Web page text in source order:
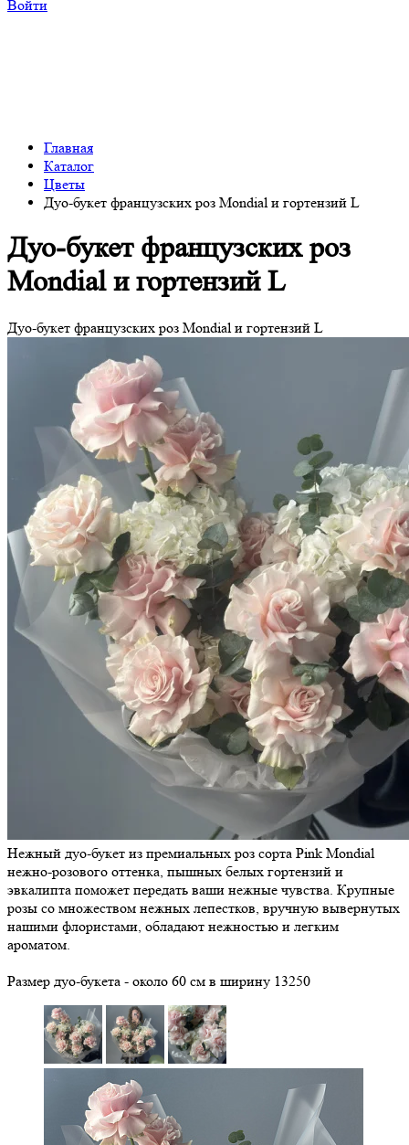
Войти
Главная
Каталог
Цветы
Дуо-букет французских роз Mondial и гортензий L
Дуо-букет французских роз
Mondial и гортензий L
Дуо-букет французских роз Mondial и гортензий L
Нежный дуо-букет из премиальных роз сорта Pink Mondial
нежно-розового оттенка, пышных белых гортензий и
эвкалипта поможет передать ваши нежные чувства. Крупные
розы со множеством нежных лепестков, вручную вывернутых
нашими флористами, обладают нежностью и легким
ароматом.
Размер дуо-букета - около 60 см в ширину 13250